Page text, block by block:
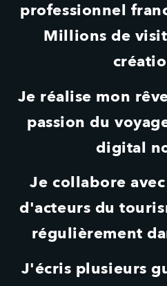
professionnel
Millions de
Je réalise mon
passion du
digital
Je collabore
d'acteurs du
régulièrement
J'écris plusieurs